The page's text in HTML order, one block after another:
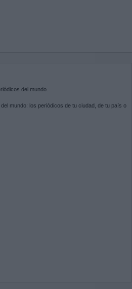
del mundo.
mundo: los periódicos de tu ciudad, de tu país o